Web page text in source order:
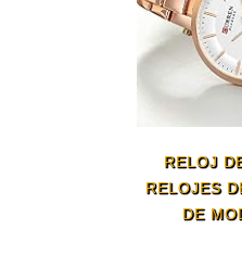
RELOJ
RELOJES
DE